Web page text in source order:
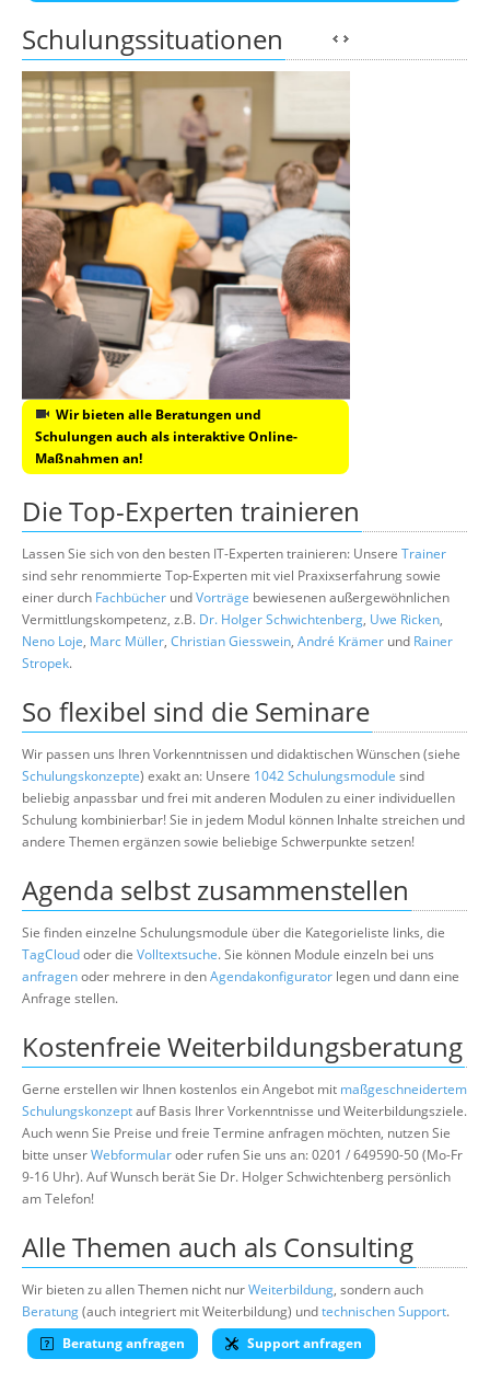
Schulungssituationen
Wir bieten alle Beratungen und
Schulungen auch als interaktive Online-
Maßnahmen an!
Die Top-Experten trainieren
Lassen Sie sich von den besten IT-Experten trainieren: Unsere Trainer
sind sehr renommierte Top-Experten mit viel Praxixserfahrung sowie
einer durch Fachbücher undVorträge bewiesenen außergewöhnlichen
Vermittlungskompetenz, z.B. Dr. Holger Schwichtenberg, Uwe Ricken,
Neno Loje, Marc Müller, Christian Giesswein, André Krämer und Rainer
Stropek.
So flexibel sind die Seminare
Wir passen uns Ihren Vorkenntnissen und didaktischen Wünschen (siehe
Schulungskonzepte) exakt an: Unsere 1042 Schulungsmodule sind
beliebig anpassbar und frei mit anderen Modulen zu einer individuellen
Schulung kombinierbar! Sie in jedem Modul können Inhalte streichen und
andere Themen ergänzen sowie beliebige Schwerpunkte setzen!
Agenda selbst zusammenstellen
Sie finden einzelne Schulungsmodule über die Kategorieliste links, die
TagCloudoder die Volltextsuche. Sie können Module einzeln bei uns
anfragenoder mehrere in denAgendakonfigurator legen und dann eine
Anfrage stellen.
Kostenfreie Weiterbildungsberatung
Gerne erstellen wir Ihnen kostenlos ein Angebot mit maßgeschneidertem
Schulungskonzeptauf Basis Ihrer Vorkenntnisse und Weiterbildungsziele.
Auch wenn Sie Preise und freie Termine anfragen möchten, nutzen Sie
bitte unserWebformularoder rufen Sie uns an: 0201 / 649590-50 (Mo-Fr
9-16 Uhr). Auf Wunsch berät Sie Dr. Holger Schwichtenberg persönlich
am Telefon!
Alle Themen auch als Consulting
Wir bieten zu allen Themen nicht nurWeiterbildung, sondern auch
Beratung(auch integriert mit Weiterbildung) undtechnischen Support.
Beratung anfragen
Support anfragen